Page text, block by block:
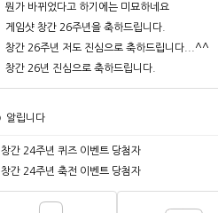
뭔가 바뀌었다고 하기에는 미묘하네요
게임샷 창간 26주년을 축하드립니다.
창간 26주년 저도 진심으로 축하드립니다...^^
창간 26년 진심으로 축하드립니다.
알립니다
창간 24주년 퀴즈 이벤트 당첨자
창간 24주년 축전 이벤트 당첨자